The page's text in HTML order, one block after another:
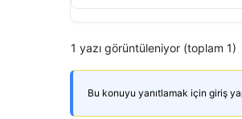
1 yazı görüntüleniyor (toplam 1)
Bu konuyu yanıtlamak için giriş